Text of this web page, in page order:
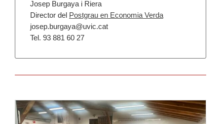
Josep Burgaya i Riera
Director del Postgrau en Economia Verda
josep.burgaya@uvic.cat
Tel. 93 881 60 27
Llegir-ne més